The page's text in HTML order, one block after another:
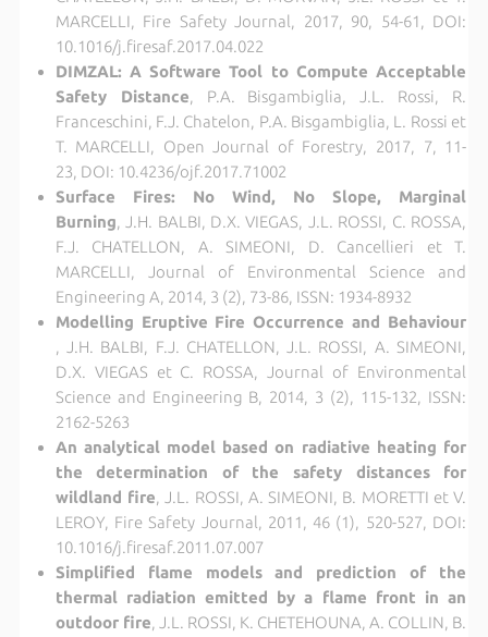
MARCELLI, Fire Safety Journal, 2017, 90, 54-61, DOI:
10.1016/j.firesaf.2017.04.022
DIMZAL: A Software Tool to Compute Acceptable
Safety Distance, P.A. Bisgambiglia, J.L. Rossi, R.
Franceschini, F.J. Chatelon, P.A. Bisgambiglia, L. Rossi et
T. MARCELLI, Open Journal of Forestry, 2017, 7, 11-
23, DOI: 10.4236/ojf.2017.71002
Surface Fires: No Wind, No Slope, Marginal
Burning, J.H. BALBI, D.X. VIEGAS, J.L. ROSSI, C. ROSSA,
F.J. CHATELLON, A. SIMEONI, D. Cancellieri et T.
MARCELLI, Journal of Environmental Science and
Engineering A, 2014, 3 (2), 73-86, ISSN: 1934-8932
Modelling Eruptive Fire Occurrence and Behaviour
, J.H. BALBI, F.J. CHATELLON, J.L. ROSSI, A. SIMEONI,
D.X. VIEGAS et C. ROSSA, Journal of Environmental
Science and Engineering B, 2014, 3 (2), 115-132, ISSN:
2162-5263
An analytical model based on radiative heating for
the determination of the safety distances for
wildland fire, J.L. ROSSI, A. SIMEONI, B. MORETTI et V.
LEROY, Fire Safety Journal, 2011, 46 (1), 520-527, DOI:
10.1016/j.firesaf.2011.07.007
Simplified flame models and prediction of the
thermal radiation emitted by a flame front in an
outdoor fire, J.L. ROSSI, K. CHETEHOUNA, A. COLLIN, B.